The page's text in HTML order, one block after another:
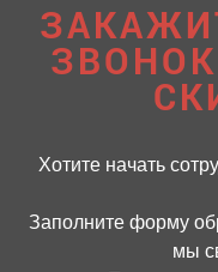
Хотите начать
Заполните форму
мы